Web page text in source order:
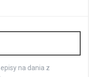
na dania z